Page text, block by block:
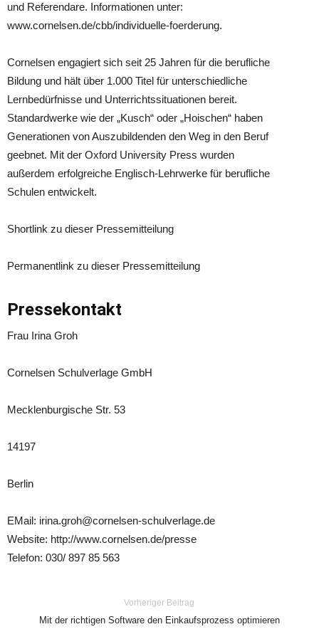
und Referendare. Informationen unter:
www.cornelsen.de/cbb/individuelle-foerderung.
Cornelsen engagiert sich seit 25 Jahren für die berufliche
Bildung und hält über 1.000 Titel für unterschiedliche
Lernbedürfnisse und Unterrichtssituationen bereit.
Standardwerke wie der „Kusch“ oder „Hoischen“ haben
Generationen von Auszubildenden den Weg in den Beruf
geebnet. Mit der Oxford University Press wurden
außerdem erfolgreiche Englisch-Lehrwerke für berufliche
Schulen entwickelt.
Shortlink zu dieser Pressemitteilung
Permanentlink zu dieser Pressemitteilung
Pressekontakt
Frau Irina Groh
Cornelsen Schulverlage GmbH
Mecklenburgische Str. 53
14197
Berlin
EMail: irina.groh@cornelsen-schulverlage.de
Website: http://www.cornelsen.de/presse
Telefon: 030/ 897 85 563
Vorheriger Beitrag
Mit der richtigen Software den Einkaufsprozess optimieren